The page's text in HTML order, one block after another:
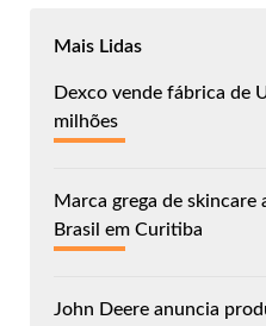
Mais Lidas
Dexco vende fábrica de
milhões
Marca grega de
Brasil em Curitiba
John Deere anuncia